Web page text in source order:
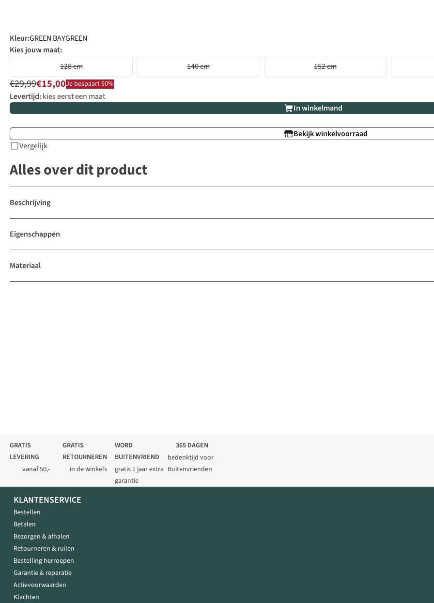
Kleur:GREEN BAYGREEN
Kies jouw maat:
128 cm
140 cm 152 cm
€29,99€15,00Je bespaart 50%
Levertijd:kies eerst een maat
In winkelmand
Bekijk winkelvoorraad
Vergelijk
Alles over dit product
Beschrijving
Eigenschappen
Materiaal
GRATIS
LEVERING
vanaf 50,-
GRATIS
RETOURNEREN
in de winkels
WORD
BUITENVRIEND
gratis 1 jaar extra
garantie
365 DAGEN
bedenktijd voor
Buitenvrienden
KLANTENSERVICE
Bestellen
Betalen
Bezorgen & afhalen
Retourneren & ruilen
Bestelling herroepen
Garantie & reparatie
Actievoorwaarden
Klachten